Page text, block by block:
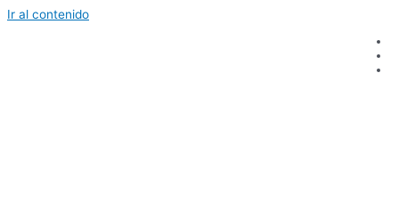
Ir al contenido